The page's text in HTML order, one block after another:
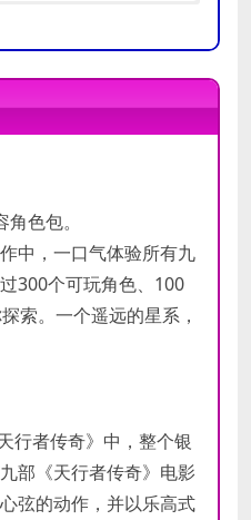
7850
本:11
需要 40 GB 可用空间
本:
需要 40 GB 可用空间
色包。
中，一口气体验所有九
300个可玩角色、100
索。一个遥远的星系，
行者传奇》中，整个银
部《天行者传奇》电影
弦的动作，并以乐高式